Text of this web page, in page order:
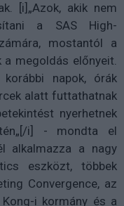
[i]„Azok, akik nem
a SAS High-
mostantól a
a megoldás előnyeit.
napok, órák
alatt futtathatnak
nyerhetnek
i] - mondta el
alkalmazza a nagy
eszközt, többek
Convergence, az
i kormány és a